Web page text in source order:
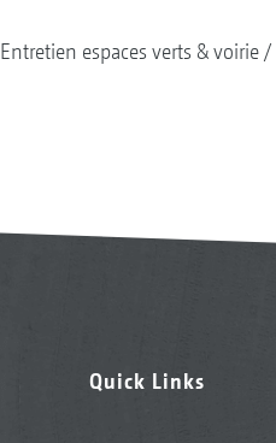
Entretien espaces verts & voirie
Quick Links